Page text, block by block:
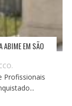
ABIME EM SÃO
Profissionais